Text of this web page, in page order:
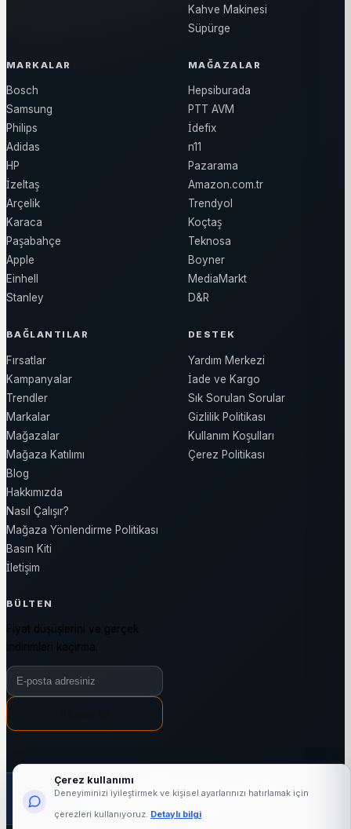
Kahve Makinesi
Süpürge
MARKALAR
Bosch
Samsung
Philips
Adidas
HP
İzeltaş
Arçelik
Karaca
Paşabahçe
Apple
Einhell
Stanley
MAĞAZALAR
Hepsiburada
PTT AVM
İdefix
n11
Pazarama
Amazon.com.tr
Trendyol
Koçtaş
Teknosa
Boyner
MediaMarkt
D&R
BAĞLANTILAR
Fırsatlar
Kampanyalar
Trendler
Markalar
Mağazalar
Mağaza Katılımı
Blog
Hakkımızda
Nasıl Çalışır?
Mağaza Yönlendirme Politikası
Basın Kiti
İletişim
DESTEK
Yardım Merkezi
İade ve Kargo
Sık Sorulan Sorular
Gizlilik Politikası
Kullanım Koşulları
Çerez Politikası
BÜLTEN
Fiyat düşüşlerini ve gerçek
indirimleri kaçırma.
Bülten e-posta adresiniz
1000+ 24876+3144+ 7/24
Çerez kullanımı
Deneyiminizi iyileştirmek ve kişisel ayarlarınızı hatırlamak için
çerezleri kullanıyoruz. Detaylı bilgi